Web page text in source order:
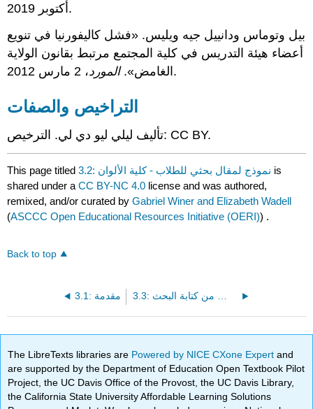
أكتوبر 2019.
بيل وتوماس ودانييل جيه ويليس. «فشل كاليفورنيا في تنويع
أعضاء هيئة التدريس في كلية المجتمع مرتبط بقانون الولاية
الغامض».المورد ، 2 مارس 2012.
التراخيص والصفات
تأليف ليلي ليو دي لي. الترخيص: CC BY.
This page titled 3.2: نموذج لمقال بحثي للطلاب - كلية الألوان is
shared under aCC BY-NC 4.0 license and was authored,
remixed, and/or curated byGabriel Winer and Elizabeth Wadell
(ASCCC Open Educational Resources Initiative (OERI)) .
Back to top
3.1: مقدمة
The LibreTexts libraries are Powered by NICE CXone Expertand
are supported by the Department of Education Open Textbook Pilot
Project, the UC Davis Office of the Provost, the UC Davis Library,
the California State University Affordable Learning Solutions